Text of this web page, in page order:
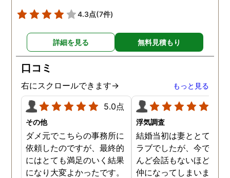
らしいです。 また、さまざ
り、私の精神的なフォロー
だけでなく、その後の弁護
士の紹介やアドバイスもし
ていただき、これから夫と
闘う自信もつきました。 本
当にMJリサーチさんにそ
して代表の方に出会えてよ
かったと思いました。 今度
お会いできる時は、いい報
告ができるようにしたいで
す。
お願いしたいと思ってお
ます。本当にありがとう
ざいました。
4.3点(7件)
詳細を見る 無料見積もり
口コミ
右にスクロールできます→ もっと見る
5.0点
その他
ダメ元でこちらの事務所に
依頼したのですが、最終的
にはとても満足のいく結果
になり大変よかったです。
浮気調査
結婚当初は妻ととてもラ
ラブでしたが、今ではほ
んど会話もないほど険悪
仲になってしまいました